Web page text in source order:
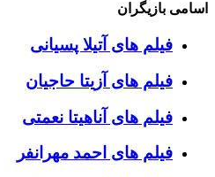
اسامی بازیگران
فیلم های آتیلا پسیانی
فیلم های آزیتا حاجیان
فیلم های آناهیتا نعمتی
فیلم های احمد مهرانفر